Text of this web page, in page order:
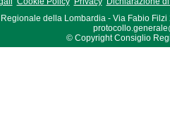
della Lombardia - Via Fabio Filzi
© Copyright Consiglio